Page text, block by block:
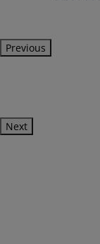
Previous
Next